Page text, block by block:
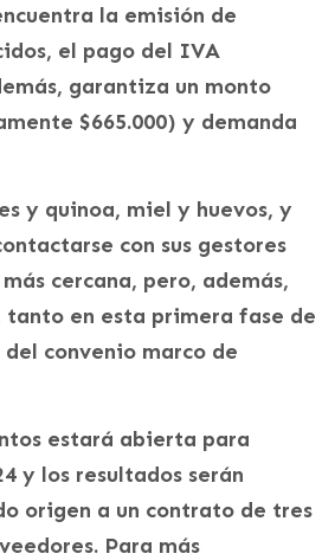
la emisión de
el pago del IVA
garantiza un monto
$665.000) y demanda
y quinoa, miel y huevos, y
con sus gestores
cercana, pero, además,
en esta primera fase de
convenio marco de
estará abierta para
y los resultados serán
origen a un contrato de tres
Para más